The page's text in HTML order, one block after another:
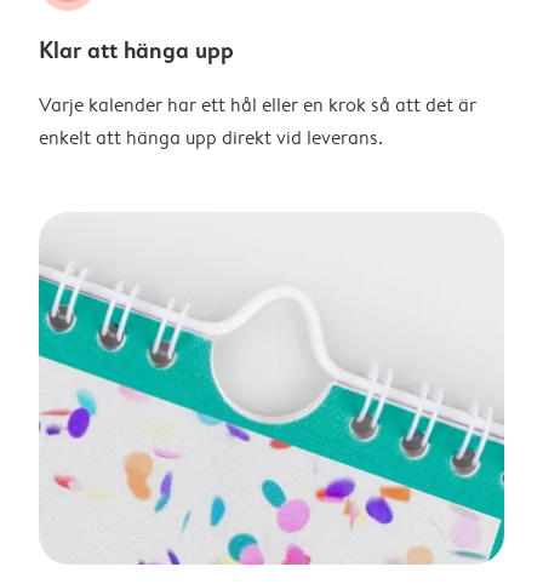
Klar att hänga upp
Varje kalender har ett hål eller en krok så att det är
enkelt att hänga upp direkt vid leverans.